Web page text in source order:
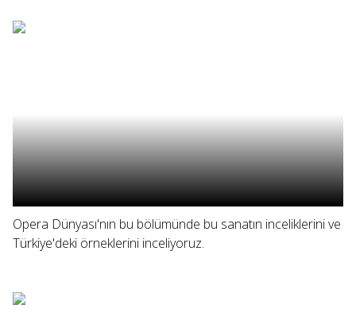
Opera Dünyası'nın bu bölümünde bu sanatın inceliklerini ve
Türkiye'deki örneklerini inceliyoruz.